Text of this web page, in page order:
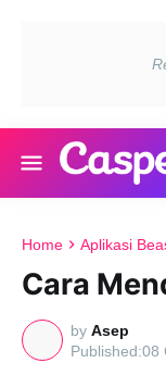
Home Aplikasi
Cara
by Asep
08